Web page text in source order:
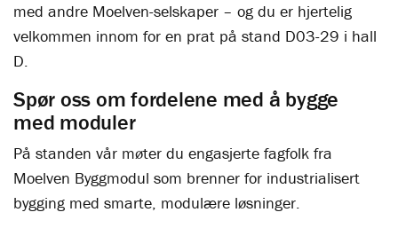
med andre Moelven-selskaper – og du er hjertelig
velkommen innom for en prat på stand D03-29 i hall
D.
Spør oss om fordelene med å bygge
med moduler
På standen vår møter du engasjerte fagfolk fra
Moelven Byggmodul som brenner for industrialisert
bygging med smarte, modulære løsninger.